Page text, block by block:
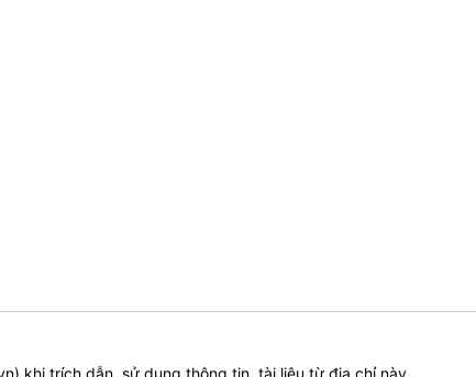
) khi trích dẫn, sử dụng thông tin, tài liệu từ địa chỉ này.